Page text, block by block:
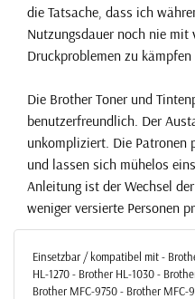
die Tatsache, dass ich
Nutzungsdauer noch nie mit
Druckproblemen zu kämpfen
Die Brother Toner und
benutzerfreundlich. Der
unkompliziert. Die Patronen
und lassen sich mühelos
Anleitung ist der Wechsel
weniger versierte Personen
Einsetzbar / kompatibel mit -
HL-1270 - Brother HL-1030 -
Brother MFC-9750 - Brother